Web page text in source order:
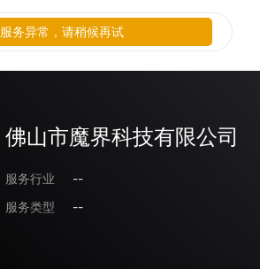
佛山市魔界科技有限公司
服务行业
--
服务类型
--
服务异常，请稍候再试